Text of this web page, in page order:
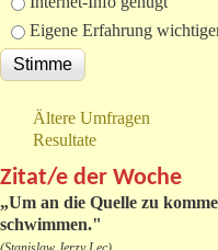
Eigene Erfahrung
Ältere Umfragen
Resultate
Zitat/e der Woche
„Um an die Quelle zu
schwimmen."